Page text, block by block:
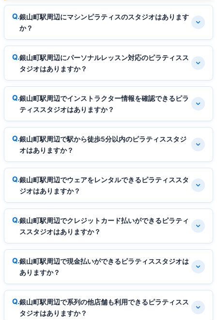
銀山町駅周辺にマシンピラティスのスタジオはあります
か？
銀山町駅周辺にパーソナルレッスン対応のピラティスス
タジオはありますか？
銀山町駅周辺でインストラクター情報を確認できるピラ
ティススタジオはありますか？
銀山町駅周辺で駅から徒歩5分以内のピラティススタジ
オはありますか？
銀山町駅周辺でウェアをレンタルできるピラティススタ
ジオはありますか？
銀山町駅周辺でクレジットカード払いができるピラティ
ススタジオはありますか？
銀山町駅周辺で現金払いができるピラティススタジオは
ありますか？
銀山町駅周辺で系列の他店舗も利用できるピラティスス
タジオはありますか？